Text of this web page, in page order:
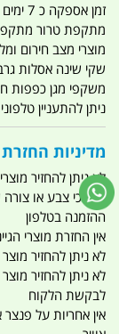
זמן
מתקפת טרור
מוצרי מצב חירום
שקי שינה אסלות
משקפי מגן כפפות
ניתן להתעניין טלפונית
מדיניות
לא ניתן להחזיר
וידא כי צבע או
ההזמנה בטלפון
אין החזרת מוצרי
לא ניתן להחזיר
לא ניתן להחזיר
לבקשת הלקוח
אין אחריות על פנצר